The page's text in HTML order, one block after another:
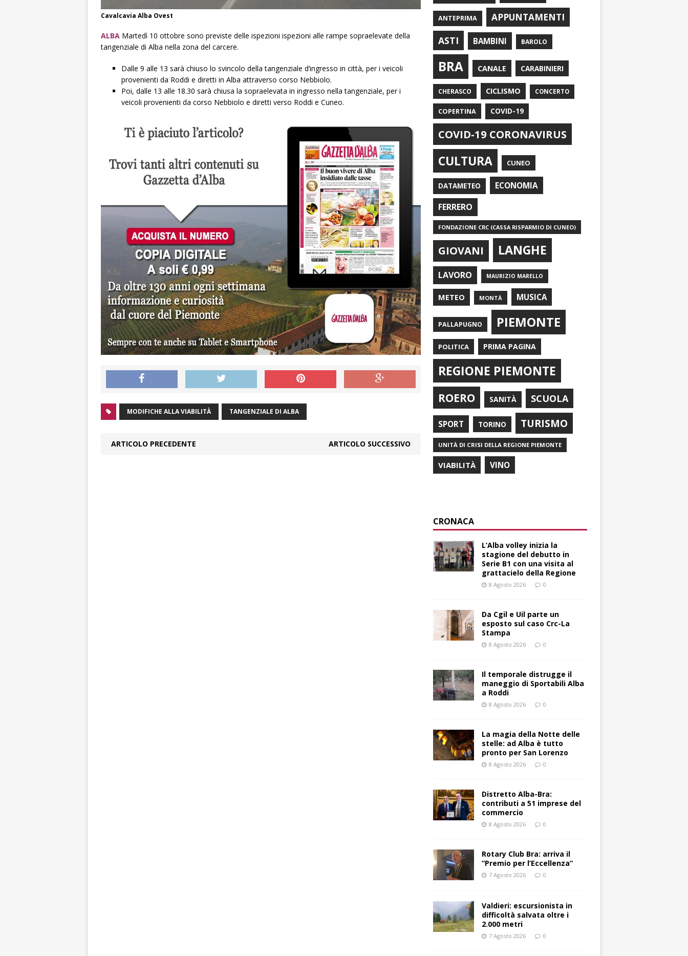
Cavalcavia Alba Ovest
ALBA Martedì 10 ottobre sono previste delle ispezioni ispezioni alle rampe sopraelevate della
tangenziale di Alba nella zona del carcere.
Dalle 9 alle 13 sarà chiuso lo svincolo della tangenziale d’ingresso in città, per i veicoli
provenienti da Roddi e diretti in Alba attraverso corso Nebbiolo.
Poi, dalle 13 alle 18.30 sarà chiusa la sopraelevata in ingresso nella tangenziale, per i
veicoli provenienti da corso Nebbiolo e diretti verso Roddi e Cuneo.
MODIFICHE ALLA VIABILITÀ TANGENZIALE DI ALBA
ARTICOLO PRECEDENTE ARTICOLO SUCCESSIVO
ANTEPRIMA
APPUNTAMENTI
ASTI
BAMBINI BAROLO
BRA CANALE CARABINIERI
CHERASCO CICLISMO CONCERTO
COPERTINA COVID-19
COVID-19 CORONAVIRUS
CULTURA CUNEO
DATAMETEO ECONOMIA
FERRERO
FONDAZIONE CRC (CASSA RISPARMIO DI CUNEO)
GIOVANI LANGHE
LAVORO MAURIZIO MARELLO
METEO MONTÀ MUSICA
PALLAPUGNO PIEMONTE
POLITICA PRIMA PAGINA
REGIONE PIEMONTE
ROERO SANITÀ SCUOLA
SPORT TORINO TURISMO
UNITÀ DI CRISI DELLA REGIONE PIEMONTE
VIABILITÀ VINO
CRONACA
L’Alba volley inizia la
stagione del debutto in
Serie B1 con una visita al
grattacielo della Regione
8 Agosto 2026 0
Da Cgil e Uil parte un
esposto sul caso Crc-La
Stampa
8 Agosto 2026 0
Il temporale distrugge il
maneggio di Sportabili Alba
a Roddi
8 Agosto 2026 0
La magia della Notte delle
stelle: ad Alba è tutto
pronto per San Lorenzo
8 Agosto 2026 0
Distretto Alba-Bra:
contributi a 51 imprese del
commercio
8 Agosto 2026 0
Rotary Club Bra: arriva il
“Premio per l’Eccellenza”
7 Agosto 2026 0
Valdieri: escursionista in
difficoltà salvata oltre i
2.000 metri
7 Agosto 2026 0